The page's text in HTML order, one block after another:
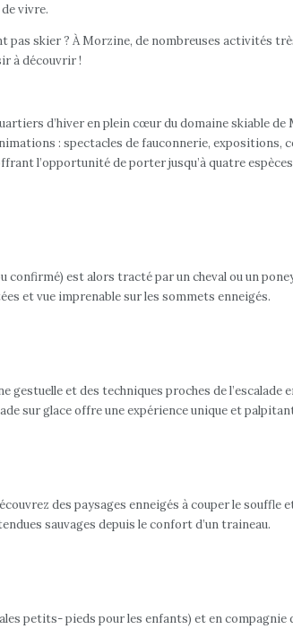
vivre.
pas skier ? À Morzine, de nombreuses
à découvrir !
d’hiver en plein cœur du domaine skiable
: spectacles de fauconnerie, expositions,
l’opportunité de porter jusqu’à quatre
est alors tracté par un cheval ou un
et vue imprenable sur les sommets enneigés.
et des techniques proches de
sur glace offre une expérience unique et
des paysages enneigés à couper le
sauvages depuis le confort d’un traineau.
petits- pieds pour les enfants) et en